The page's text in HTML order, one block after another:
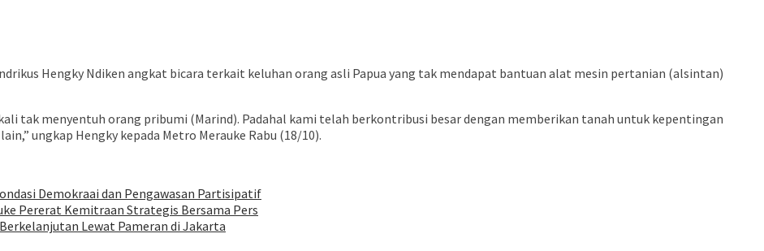
Hengky Ndiken angkat bicara terkait keluhan orang asli Papua yang tak mendapat bantuan alat mesin pertanian (alsintan)
tak menyentuh orang pribumi (Marind). Padahal kami telah berkontribusi besar dengan memberikan tanah untuk kepentingan
ungkap Hengky kepada Metro Merauke Rabu (18/10).
Demokraai dan Pengawasan Partisipatif
Pererat Kemitraan Strategis Bersama Pers
Lewat Pameran di Jakarta